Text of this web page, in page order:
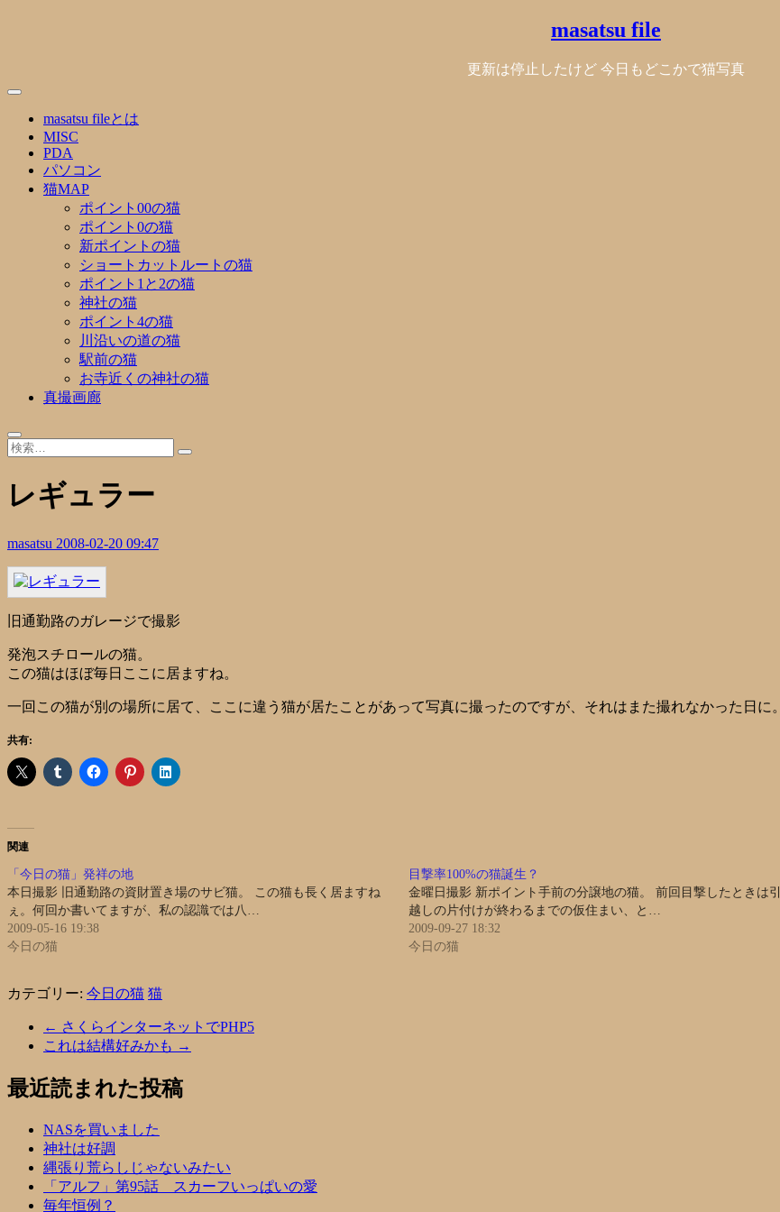
masatsu file
更新は停止したけど 今日もどこかで猫写真
masatsu fileとは
MISC
PDA
パソコン
猫MAP
ポイント00の猫
ポイント0の猫
新ポイントの猫
ショートカットルートの猫
ポイント1と2の猫
神社の猫
ポイント4の猫
川沿いの道の猫
駅前の猫
お寺近くの神社の猫
真撮画廊
レギュラー
masatsu 2008-02-20 09:47
旧通勤路のガレージで撮影
発泡スチロールの猫。
この猫はほぼ毎日ここに居ますね。
一回この猫が別の場所に居て、ここに違う猫が居たことがあって写真に撮ったのですが、それはまた撮れなかった日に。
共有:
関連
「今日の猫」発祥の地
本日撮影 旧通勤路の資財置き場のサビ猫。 この猫も長く居ますね
ぇ。何回か書いてますが、私の認識では八…
2009-05-16 19:38
今日の猫
目撃率100%の猫誕生？
金曜日撮影 新ポイント手前の分譲地の猫。 前回目撃したときは引
越しの片付けが終わるまでの仮住まい、と…
2009-09-27 18:32
今日の猫
カテゴリー: 今日の猫 猫
← さくらインターネットでPHP5
これは結構好みかも →
最近読まれた投稿
NASを買いました
神社は好調
縄張り荒らしじゃないみたい
「アルフ」第95話 スカーフいっぱいの愛
毎年恒例？